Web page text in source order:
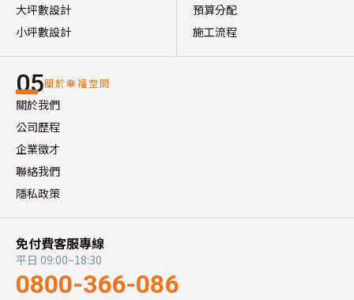
大坪數設計
小坪數設計
預算分配
施工流程
05關於幸福空間
關於我們
公司歷程
企業徵才
聯絡我們
隱私政策
免付費客服專線
平日 09:00~18:30
0800-366-086